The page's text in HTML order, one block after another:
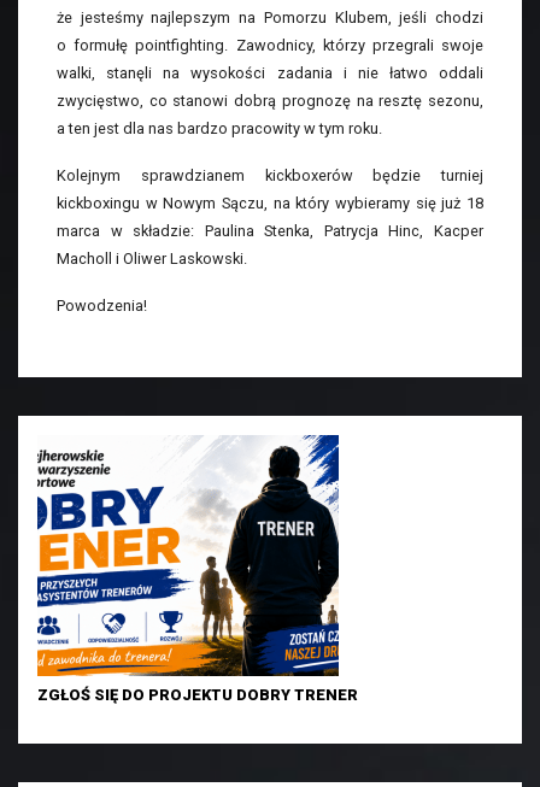
że jesteśmy najlepszym na Pomorzu Klubem, jeśli chodzi
o formułę pointfighting. Zawodnicy, którzy przegrali swoje
walki, stanęli na wysokości zadania i nie łatwo oddali
zwycięstwo, co stanowi dobrą prognozę na resztę sezonu,
a ten jest dla nas bardzo pracowity w tym roku.
Kolejnym sprawdzianem kickboxerów będzie turniej
kickboxingu w Nowym Sączu, na który wybieramy się już 18
marca w składzie: Paulina Stenka, Patrycja Hinc, Kacper
Macholl i Oliwer Laskowski.
Powodzenia!
ZGŁOŚ SIĘ DO PROJEKTU DOBRY TRENER